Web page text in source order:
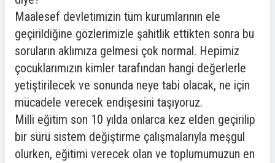
Maalesef devletimizin tüm kurumlarının ele
geçirildiğine gözlerimizle şahitlik ettikten sonra bu
soruların aklımıza gelmesi çok normal. Hepimiz
çocuklarımızın kimler tarafından hangi değerlerle
yetiştirilecek ve sonunda neye tabi olacak, ne için
mücadele verecek endişesini taşıyoruz.
Milli eğitim son 10 yılda onlarca kez elden geçirilip
bir sürü sistem değiştirme çalışmalarıyla meşgul
olurken, eğitimi verecek olan ve toplumumuzun en